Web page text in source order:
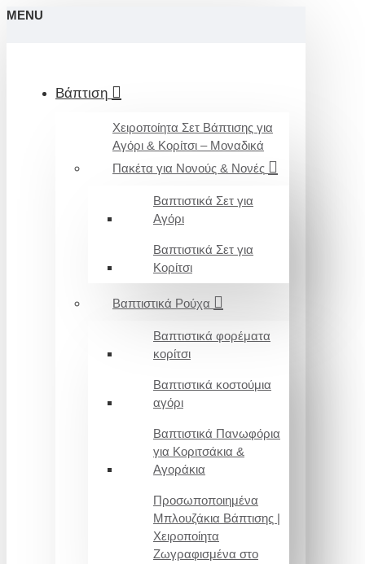
MENU
Βάπτιση
Χειροποίητα Σετ Βάπτισης για
Αγόρι & Κορίτσι – Μοναδικά
Πακέτα για Νονούς & Νονές
Βαπτιστικά Σετ για
Αγόρι
Βαπτιστικά Σετ για
Κορίτσι
Βαπτιστικά Ρούχα
Βαπτιστικά φορέματα
κορίτσι
Βαπτιστικά κοστούμια
αγόρι
Βαπτιστικά Πανωφόρια
για Κοριτσάκια &
Αγοράκια
Προσωποποιημένα
Μπλουζάκια Βάπτισης |
Χειροποίητα
Ζωγραφισμένα στο